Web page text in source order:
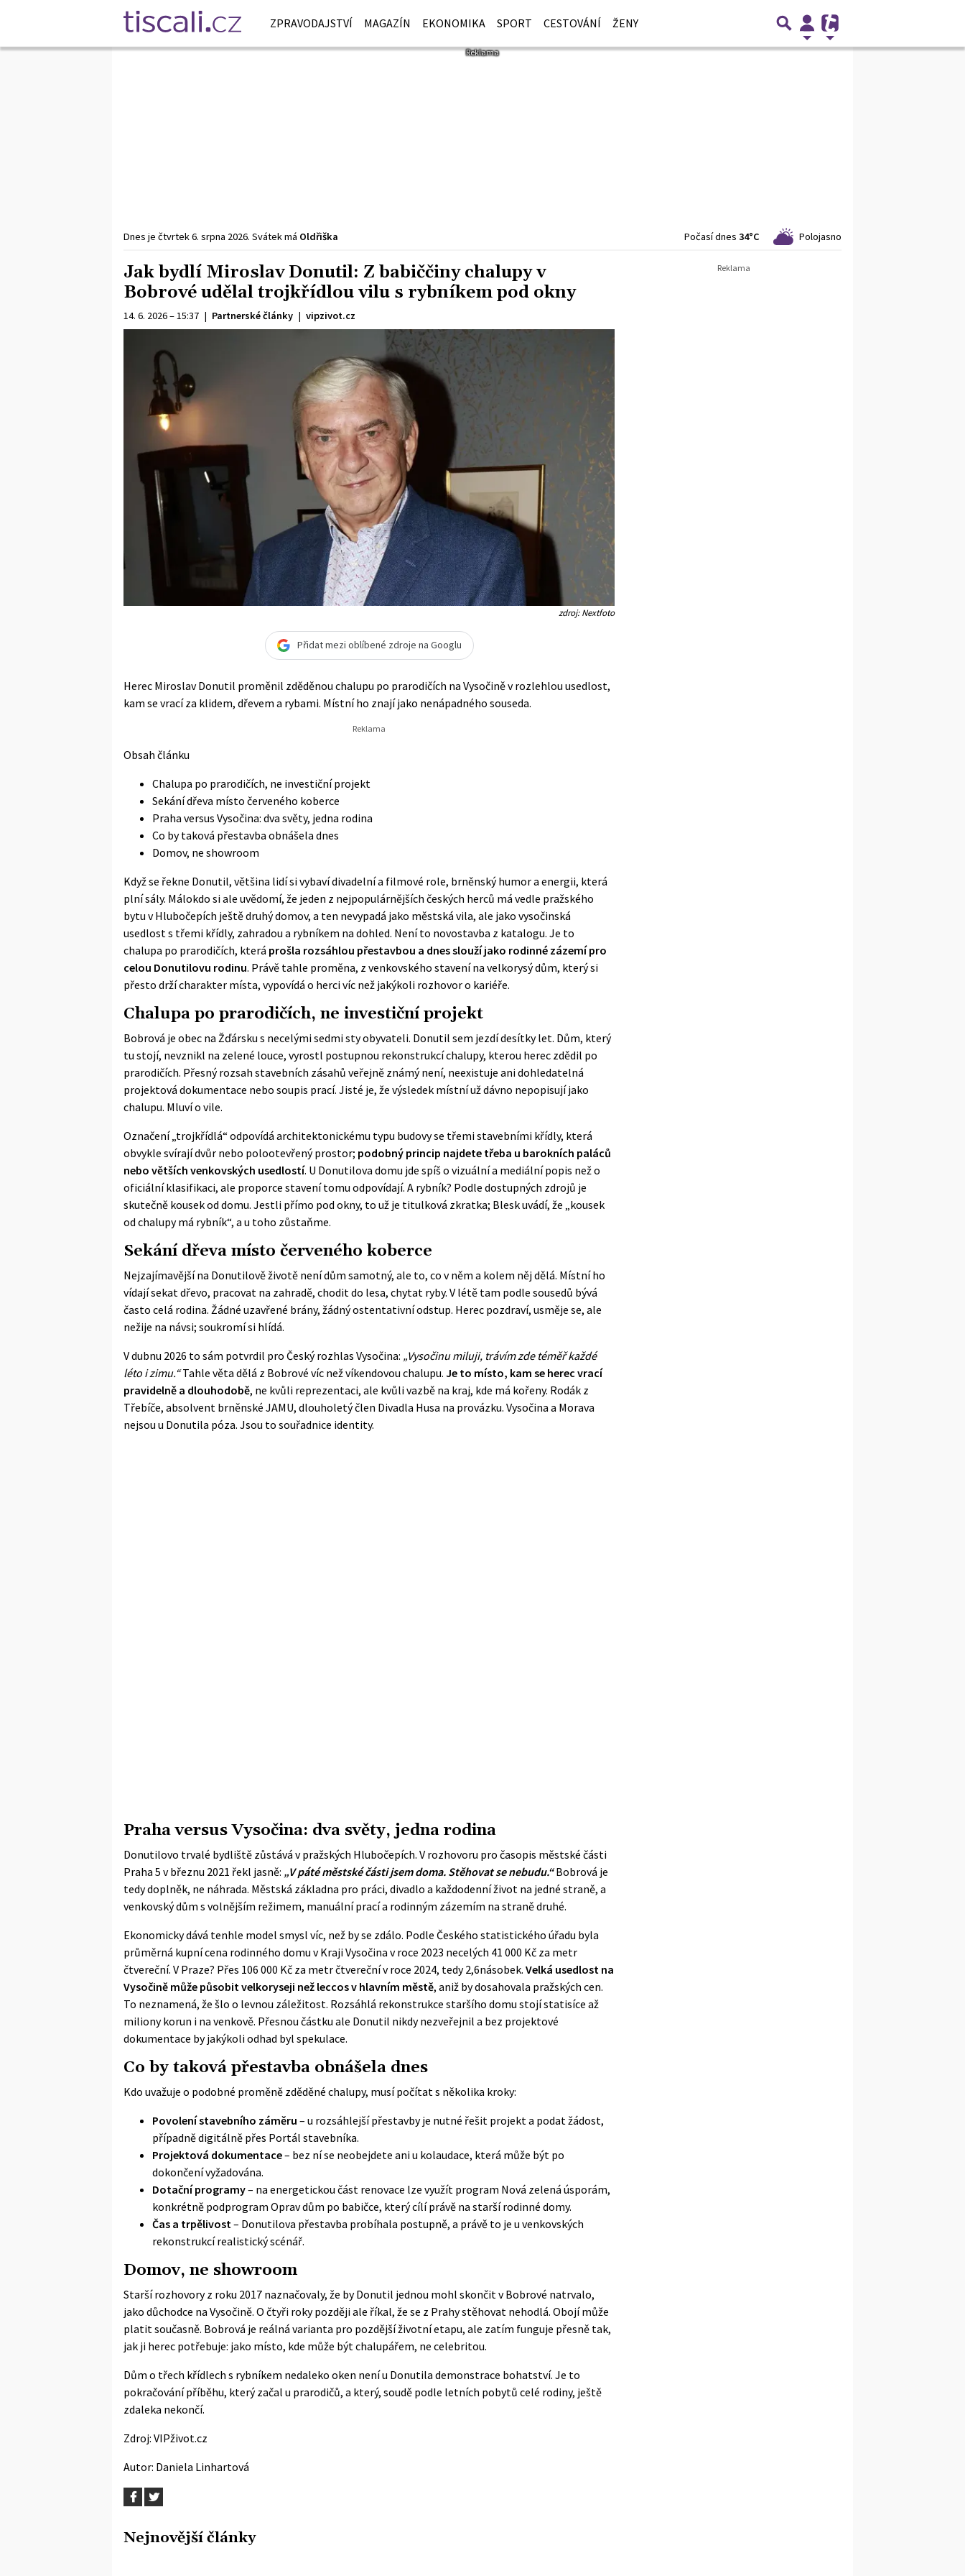
ZPRAVODAJSTVÍ MAGAZÍN EKONOMIKA SPORT CESTOVÁNÍ ŽENY
Dnes je čtvrtek6. srpna 2026. Svátek má Oldřiška Počasí dnes 34°C Polojasno
Jak bydlí Miroslav Donutil: Z babiččiny chalupy v
Bobrové udělal trojkřídlou vilu s rybníkem pod okny
14. 6. 2026 – 15:37 | Partnerské články | vipzivot.cz
zdroj: Nextfoto
Přidat mezi oblíbené zdroje na Googlu
Herec Miroslav Donutil proměnil zděděnou chalupu po prarodičích na Vysočině v rozlehlou usedlost,
kam se vrací za klidem, dřevem a rybami. Místní ho znají jako nenápadného souseda.
Obsah článku
Chalupa po prarodičích, ne investiční projekt
Sekání dřeva místo červeného koberce
Praha versus Vysočina: dva světy, jedna rodina
Co by taková přestavba obnášela dnes
Domov, ne showroom
Když se řekne Donutil, většina lidí si vybaví divadelní a filmové role, brněnský humor a energii, která
plní sály. Málokdo si ale uvědomí, že jeden z nejpopulárnějších českých herců má vedle pražského
bytu v Hlubočepích ještě druhý domov, a ten nevypadá jako městská vila, ale jako vysočinská
usedlost s třemi křídly, zahradou a rybníkem na dohled. Není to novostavba z katalogu. Je to
chalupa po prarodičích, která prošla rozsáhlou přestavbou a dnes slouží jako rodinné zázemí pro
celou Donutilovu rodinu. Právě tahle proměna, z venkovského stavení na velkorysý dům, který si
přesto drží charakter místa, vypovídá o herci víc než jakýkoli rozhovor o kariéře.
Chalupa po prarodičích, ne investiční projekt
Bobrová je obec na Žďársku s necelými sedmi sty obyvateli. Donutil sem jezdí desítky let. Dům, který
tu stojí, nevznikl na zelené louce, vyrostl postupnou rekonstrukcí chalupy, kterou herec zdědil po
prarodičích. Přesný rozsah stavebních zásahů veřejně známý není, neexistuje ani dohledatelná
projektová dokumentace nebo soupis prací. Jisté je, že výsledek místní už dávno nepopisují jako
chalupu. Mluví o vile.
Označení „trojkřídlá“ odpovídá architektonickému typu budovy se třemi stavebními křídly, která
obvykle svírají dvůr nebo polootevřený prostor; podobný princip najdete třeba u barokních paláců
nebo větších venkovských usedlostí. U Donutilova domu jde spíš o vizuální a mediální popis než o
oficiální klasifikaci, ale proporce stavení tomu odpovídají. A rybník? Podle dostupných zdrojů je
skutečně kousek od domu. Jestli přímo pod okny, to už je titulková zkratka; Bleskuvádí, že „kousek
od chalupy má rybník“, a u toho zůstaňme.
Sekání dřeva místo červeného koberce
Nejzajímavější na Donutilově životě není dům samotný, ale to, co v něm a kolem něj dělá. Místní ho
vídají sekat dřevo, pracovat na zahradě, chodit do lesa, chytat ryby. V létě tam podle sousedů bývá
často celá rodina. Žádné uzavřené brány, žádný ostentativní odstup. Herec pozdraví, usměje se, ale
nežije na návsi; soukromí si hlídá.
V dubnu 2026 to sám potvrdil pro Český rozhlas Vysočina: „Vysočinu miluji, trávím zde téměř každé
léto i zimu.“Tahle věta dělá z Bobrové víc než víkendovou chalupu. Je to místo, kam se herec vrací
pravidelně a dlouhodobě, ne kvůli reprezentaci, ale kvůli vazbě na kraj, kde má kořeny. Rodák z
Třebíče, absolvent brněnské JAMU, dlouholetý člen Divadla Husa na provázku. Vysočina a Morava
nejsou u Donutila póza. Jsou to souřadnice identity.
Praha versus Vysočina: dva světy, jedna rodina
Donutilovo trvalé bydliště zůstává v pražských Hlubočepích. V rozhovoru pro časopis městské části
Praha 5 v březnu 2021 řekl jasně: „V páté městské části jsem doma. Stěhovat se nebudu.“Bobrová je
tedy doplněk, ne náhrada. Městská základna pro práci, divadlo a každodenní život na jedné straně, a
venkovský dům s volnějším režimem, manuální prací a rodinným zázemím na straně druhé.
Ekonomicky dává tenhle model smysl víc, než by se zdálo. Podle Českého statistického úřadu byla
průměrná kupní cena rodinného domu v Kraji Vysočina v roce 2023 necelých 41 000 Kč za metr
čtvereční. V Praze? Přes 106 000 Kč za metr čtvereční v roce 2024, tedy 2,6násobek. Velká usedlost na
Vysočině může působit velkoryseji než leccos v hlavním městě, aniž by dosahovala pražských cen.
To neznamená, že šlo o levnou záležitost. Rozsáhlá rekonstrukce staršího domu stojí statisíce až
miliony korun i na venkově. Přesnou částku ale Donutil nikdy nezveřejnil a bez projektové
dokumentace by jakýkoli odhad byl spekulace.
Co by taková přestavba obnášela dnes
Kdo uvažuje o podobné proměně zděděné chalupy, musí počítat s několika kroky:
Povolení stavebního záměru – u rozsáhlejší přestavby je nutné řešit projekt a podat žádost,
případně digitálně přes Portál stavebníka.
Projektová dokumentace– bez ní se neobejdete ani u kolaudace, která může být po
dokončení vyžadována.
Dotační programy– na energetickou část renovace lze využít program Nová zelená úsporám,
konkrétně podprogram Oprav dům po babičce, který cílí právě na starší rodinné domy.
Čas a trpělivost – Donutilova přestavba probíhala postupně, a právě to je u venkovských
rekonstrukcí realistický scénář.
Domov, ne showroom
Starší rozhovory z roku 2017 naznačovaly, že by Donutil jednou mohl skončit v Bobrové natrvalo,
jako důchodce na Vysočině. O čtyři roky později ale říkal, že se z Prahy stěhovat nehodlá. Obojí může
platit současně. Bobrová je reálná varianta pro pozdější životní etapu, ale zatím funguje přesně tak,
jak ji herec potřebuje: jako místo, kde může být chalupářem, ne celebritou.
Dům o třech křídlech s rybníkem nedaleko oken není u Donutila demonstrace bohatství. Je to
pokračování příběhu, který začal u prarodičů, a který, soudě podle letních pobytů celé rodiny, ještě
zdaleka nekončí.
Zdroj: VIPživot.cz
Autor: Daniela Linhartová
Nejnovější články